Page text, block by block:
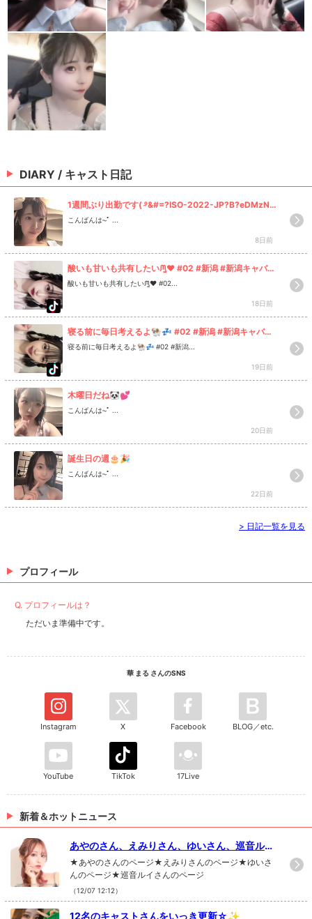
DIARY / キャスト日記
1週間ぶり出勤です( ᵒ̴&#=?ISO-2022-JP?B?eDMzNjs
mI3gzMzc7JiN4MzI0Oy0mI3gxRDUyOyYjeDMzND
こんばんは⏦ﾟ ...
8日前
酸いも甘いも共有したいᙏ̤̫❤︎ #02 #新潟 #新潟キャバク
ラ#キャバクラ #キャバ嬢
酸いも甘いも共有したいᙏ̤̫❤︎ #02...
18日前
寝る前に毎日考えるよ🐏💤 #02 #新潟 #新潟キャバク
ラ #キャバクラ #キャバ嬢
寝る前に毎日考えるよ🐏💤 #02 #新潟...
19日前
木曜日だね🐼💕
こんばんは⏦ﾟ ...
20日前
誕生日の週🎂🎉
こんばんは⏦ﾟ ...
22日前
> 日記一覧を見る
プロフィール
Q. プロフィールは？
ただいま準備中です。
華 まる さんのSNS
Instagram X Facebook BLOG／etc.
YouTube TikTok 17Live
新着＆ホットニュース
あやのさん、えみりさん、ゆいさん、巡音ルイ
さんの写真を更新!!
★あやのさんのページ★えみりさんのページ★ゆいさ
んのページ★巡音ルイさんのページ
（12/07 12:12）
12名のキャストさんをいっき更新☆✨